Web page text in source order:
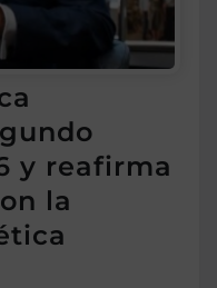
y reafirma
la